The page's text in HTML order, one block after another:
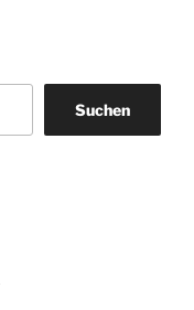
Suchen